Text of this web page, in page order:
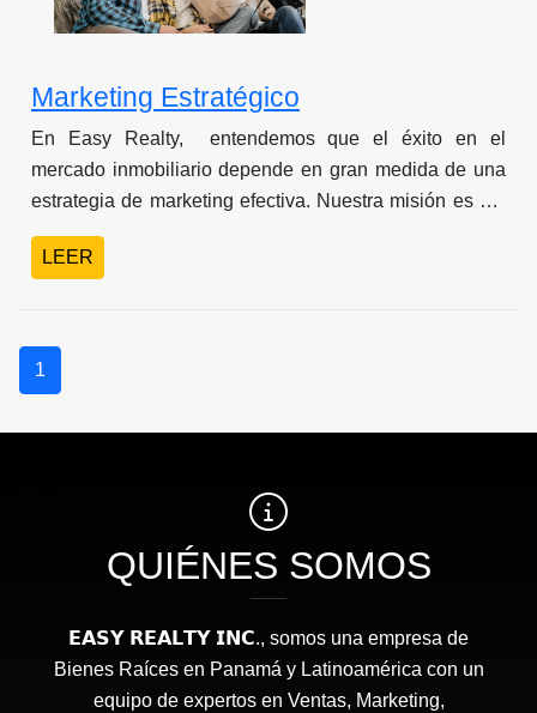
Marketing Estratégico
En Easy Realty, entendemos que el éxito en el
mercado inmobiliario depende en gran medida de una
estrategia de marketing efectiva. Nuestra misión es ser
tu socio de confianza en el mercado inmobiliario de
Panamá, brindándote estrategias de marketing
LEER
1
QUIÉNES SOMOS
𝗘𝗔𝗦𝗬 𝗥𝗘𝗔𝗟𝗧𝗬 𝗜𝗡𝗖., somos una empresa de
Bienes Raíces en Panamá y Latinoamérica con un
equipo de expertos en Ventas, Marketing,